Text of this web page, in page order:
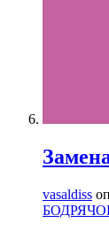
vasaldiss